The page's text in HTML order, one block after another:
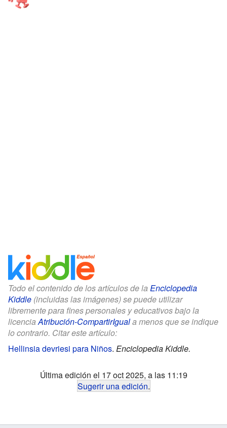
Todo el contenido de los artículos de la Enciclopedia
Kiddle (incluidas las imágenes) se puede utilizar
libremente para fines personales y educativos bajo la
licenciaAtribución-CompartirIguala menos que se indique
lo contrario. Citar este artículo:
Hellinsia devriesi para Niños. Enciclopedia Kiddle.
Última edición el 17 oct 2025, a las 11:19
Sugerir una edición.